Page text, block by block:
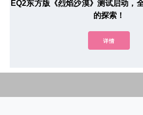
EQ2东方版《烈焰沙漠》测试启动，
的探索！
详情